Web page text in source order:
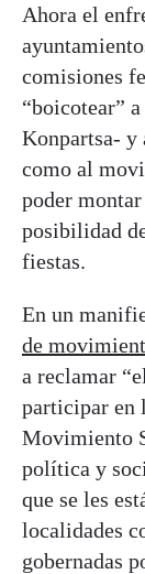
Ahora el
comisiones
“boicotear”
Konpartsa- y
como al
poder montar
posibilidad
fiestas.
En un
de
a reclamar
participar en
Movimiento
política y
que se les
localidades
gobernadas